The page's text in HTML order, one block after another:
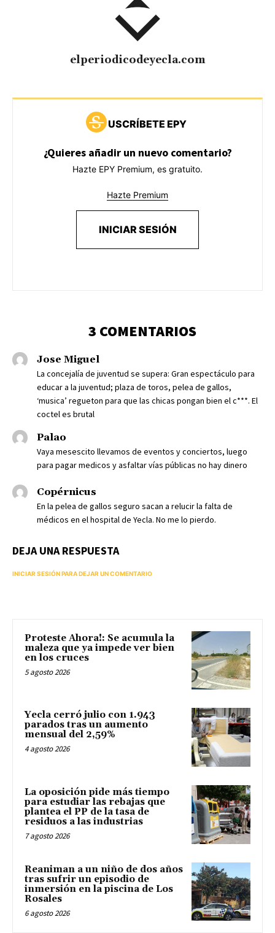
elperiodicodeyecla.com
USCRÍBETE EPY
¿Quieres añadir un nuevo comentario?
Hazte EPY Premium, es gratuito.
Hazte Premium
INICIAR SESIÓN
3 COMENTARIOS
Jose Miguel
La concejalía de juventud se supera: Gran espectáculo para
educar a la juventud; plaza de toros, pelea de gallos,
‘musica’ regueton para que las chicas pongan bien el c***. El
coctel es brutal
Palao
Vaya mesescito llevamos de eventos y conciertos, luego
para pagar medicos y asfaltar vías públicas no hay dinero
Copérnicus
En la pelea de gallos seguro sacan a relucir la falta de
médicos en el hospital de Yecla. No me lo pierdo.
DEJA UNA RESPUESTA
INICIAR SESIÓN PARA DEJAR UN COMENTARIO
Proteste Ahora!: Se acumula la
maleza que ya impede ver bien
en los cruces
5 agosto 2026
Yecla cerró julio con 1.943
parados tras un aumento
mensual del 2,59%
4 agosto 2026
La oposición pide más tiempo
para estudiar las rebajas que
plantea el PP de la tasa de
residuos a las industrias
7 agosto 2026
Reaniman a un niño de dos años
tras sufrir un episodio de
inmersión en la piscina de Los
Rosales
6 agosto 2026